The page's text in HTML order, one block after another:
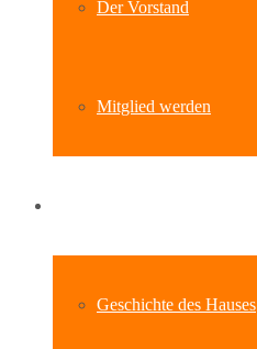
Der Vorstand
Mitglied werden
Geschichte des Hauses